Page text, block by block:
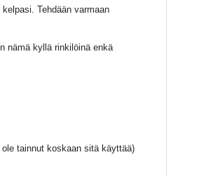
Tehdään varmaan
nämä kyllä rinkilöinä enkä
tainnut koskaan sitä käyttää)